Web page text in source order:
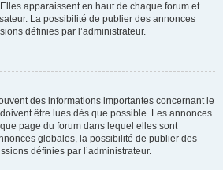
apparaissent en haut de chaque forum et
La possibilité de publier des annonces
définies par l’administrateur.
des informations importantes concernant le
être lues dès que possible. Les annonces
page du forum dans lequel elles sont
globales, la possibilité de publier des
définies par l’administrateur.